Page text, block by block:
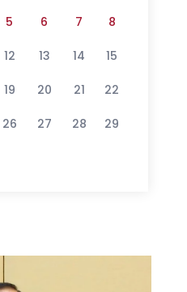
5 6 7 8
12 13 14 15
19 20 21 22
26 27 28 29